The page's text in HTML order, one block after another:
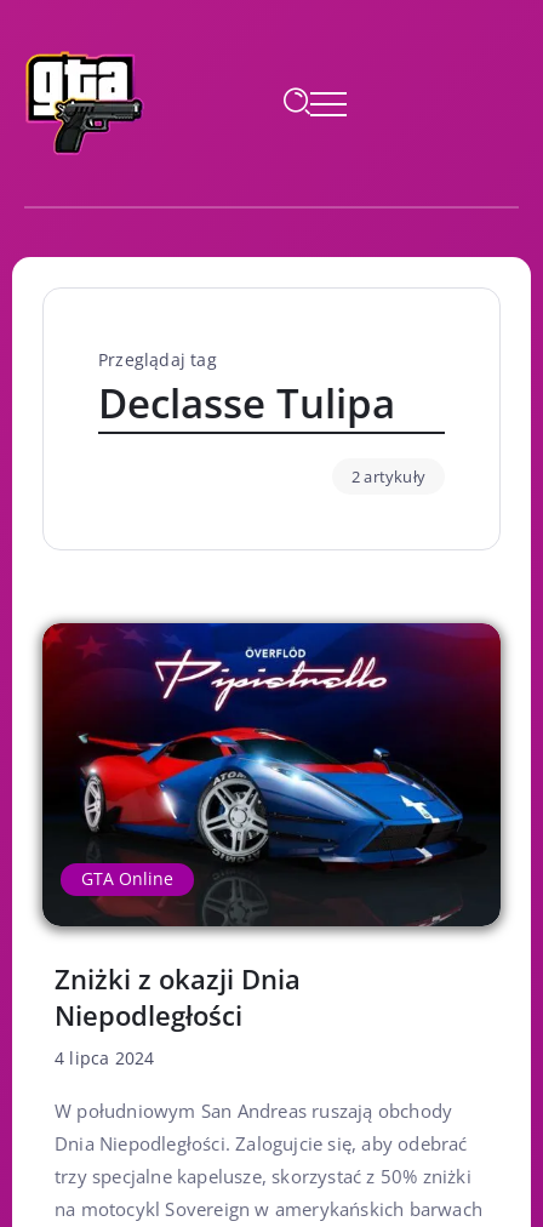
Przeglądaj tag
Declasse Tulipa
2 artykuły
GTA Online
Zniżki z okazji Dnia
Niepodległości
4 lipca 2024
W południowym San Andreas ruszają obchody
Dnia Niepodległości. Zalogujcie się, aby odebrać
trzy specjalne kapelusze, skorzystać z 50% zniżki
na motocykl Sovereign w amerykańskich barwach